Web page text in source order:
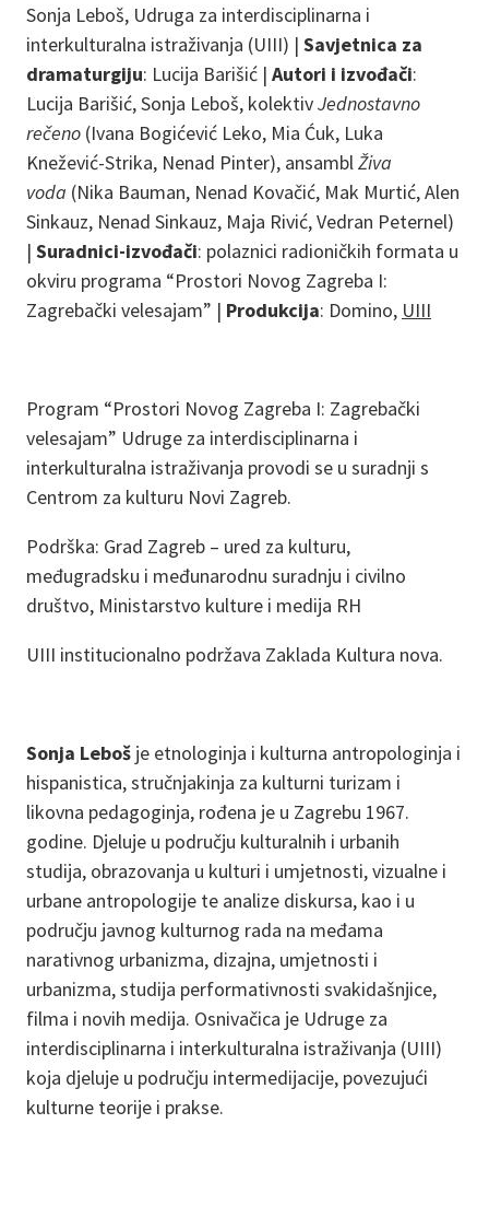
Sonja Leboš, Udruga za interdisciplinarna i
interkulturalna istraživanja (UIII) | Savjetnica za
dramaturgiju: Lucija Barišić | Autori i izvođači:
Lucija Barišić, Sonja Leboš, kolektivJednostavno
rečeno (Ivana Bogićević Leko, Mia Ćuk, Luka
Knežević-Strika, Nenad Pinter), ansamblŽiva
voda (Nika Bauman, Nenad Kovačić, Mak Murtić, Alen
Sinkauz, Nenad Sinkauz, Maja Rivić, Vedran Peternel)
| Suradnici-izvođači: polaznici radioničkih formata u
okviru programa “Prostori Novog Zagreba I:
Zagrebački velesajam” | Produkcija: Domino, UIII
Program “Prostori Novog Zagreba I: Zagrebački
velesajam” Udruge za interdisciplinarna i
interkulturalna istraživanja provodi se u suradnji s
Centrom za kulturu Novi Zagreb.
Podrška: Grad Zagreb – ured za kulturu,
međugradsku i međunarodnu suradnju i civilno
društvo, Ministarstvo kulture i medija RH
UIII institucionalno podržava Zaklada Kultura nova.
Sonja Leboš je etnologinja i kulturna antropologinja i
hispanistica, stručnjakinja za kulturni turizam i
likovna pedagoginja, rođena je u Zagrebu 1967.
godine. Djeluje u području kulturalnih i urbanih
studija, obrazovanja u kulturi i umjetnosti, vizualne i
urbane antropologije te analize diskursa, kao i u
području javnog kulturnog rada na međama
narativnog urbanizma, dizajna, umjetnosti i
urbanizma, studija performativnosti svakidašnjice,
filma i novih medija. Osnivačica je Udruge za
interdisciplinarna i interkulturalna istraživanja (UIII)
koja djeluje u području intermedijacije, povezujući
kulturne teorije i prakse.